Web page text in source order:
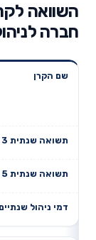
השוואה
חברה